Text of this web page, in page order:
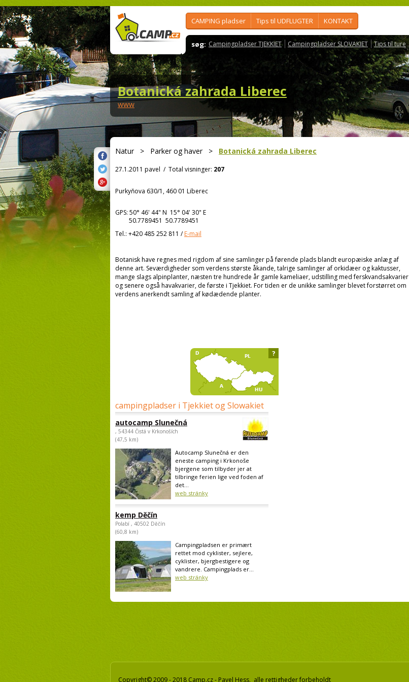
CAMPING pladser Tips til UDFLUGTER KONTAKT
søg: Campingpladser TJEKKIET Campingpladser SLOVAKIET Tips til ture
Botanická zahrada Liberec
www
Natur> Parker og haver> Botanická zahrada Liberec
27.1.2011 pavel / Total visninger: 207
Purkyňova 630/1, 460 01 Liberec
GPS: 50° 46' 44" N 15° 04' 30" E
50.7789451 50.7789451
Tel.: +420 485 252 811 /E-mail
Botanisk have regnes med rigdom af sine samlinger på førende plads blandt europæiske anlæg af
denne art. Seværdigheder som verdens største åkande, talrige samlinger af orkidæer og kaktusser,
mange slags alpinplanter, næsten tre hundrede år gamle kameliaer, udstilling med ferskvandsakvarier
og senere også havakvarier, de første i Tjekkiet. For tiden er de unikke samlinger blevet forstørret om
verdens anerkendt samling af kødædende planter.
campingpladser i Tjekkiet og Slowakiet
autocamp Slunečná
, 54344 Čistá v Krkonoších
(47,5 km)
Autocamp Slunečná er den
eneste camping i Krkonoše
bjergene som tilbyder jer at
tilbringe ferien lige ved foden af
det...
web stránky
kemp Děčín
Polabí , 40502 Děčín
(60,8 km)
Campingpladsen er primært
rettet mod cyklister, sejlere,
cyklister, bjergbestigere og
vandrere. Campingplads er...
web stránky
?
Copyright© 2009 - 2018 Camp.cz - Pavel Hess, alle rettigheder forbeholdt